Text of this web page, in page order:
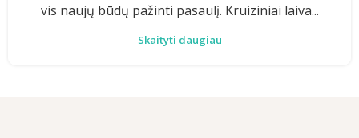
vis naujų būdų pažinti pasaulį. Kruiziniai laiva...
Skaityti daugiau